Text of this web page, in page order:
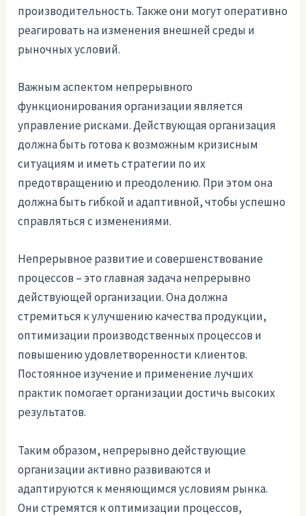
производительность. Также они могут оперативно
реагировать на изменения внешней среды и
рыночных условий.
Важным аспектом непрерывного
функционирования организации является
управление рисками. Действующая организация
должна быть готова к возможным кризисным
ситуациям и иметь стратегии по их
предотвращению и преодолению. При этом она
должна быть гибкой и адаптивной, чтобы успешно
справляться с изменениями.
Непрерывное развитие и совершенствование
процессов – это главная задача непрерывно
действующей организации. Она должна
стремиться к улучшению качества продукции,
оптимизации производственных процессов и
повышению удовлетворенности клиентов.
Постоянное изучение и применение лучших
практик помогает организации достичь высоких
результатов.
Таким образом, непрерывно действующие
организации активно развиваются и
адаптируются к меняющимся условиям рынка.
Они стремятся к оптимизации процессов,